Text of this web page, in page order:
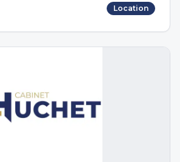
Location